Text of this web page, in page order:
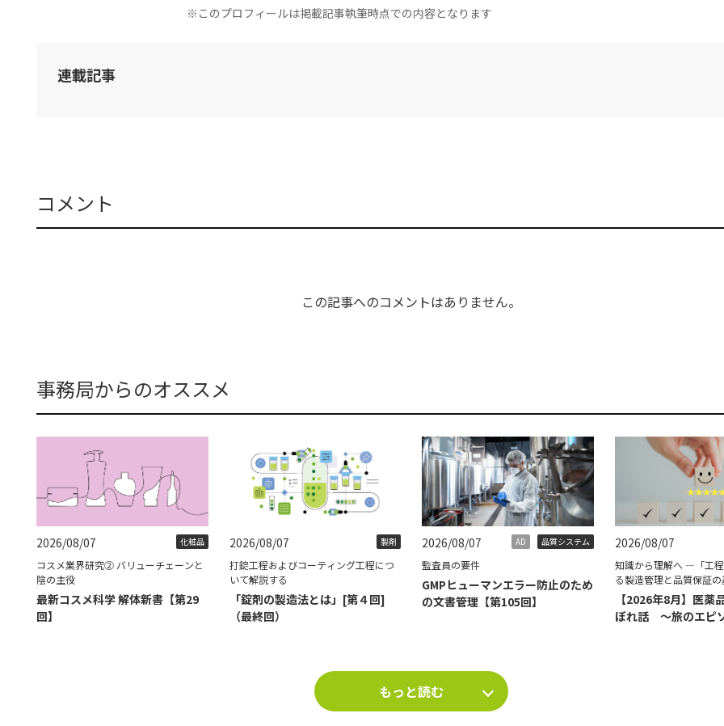
※このプロフィールは掲載記事執筆時点での内容となります
連載記事
コメント
この記事へのコメントはありません。
事務局からのオススメ
2026/08/07 化粧品
コスメ業界研究② バリューチェーンと
陰の主役
最新コスメ科学 解体新書【第29
回】
2026/08/07 製剤
打錠工程およびコーティング工程につ
いて解説する
「錠剤の製造法とは」[第４回]
（最終回）
2026/08/07 AD 品質システム
監査員の要件
GMPヒューマンエラー防止のため
の文書管理【第105回】
2026/08/07
知識から理解へ ―「工
る製造管理と品質保証
【2026年8月】医薬
ぼれ話 ～旅のエピ
もっと読む